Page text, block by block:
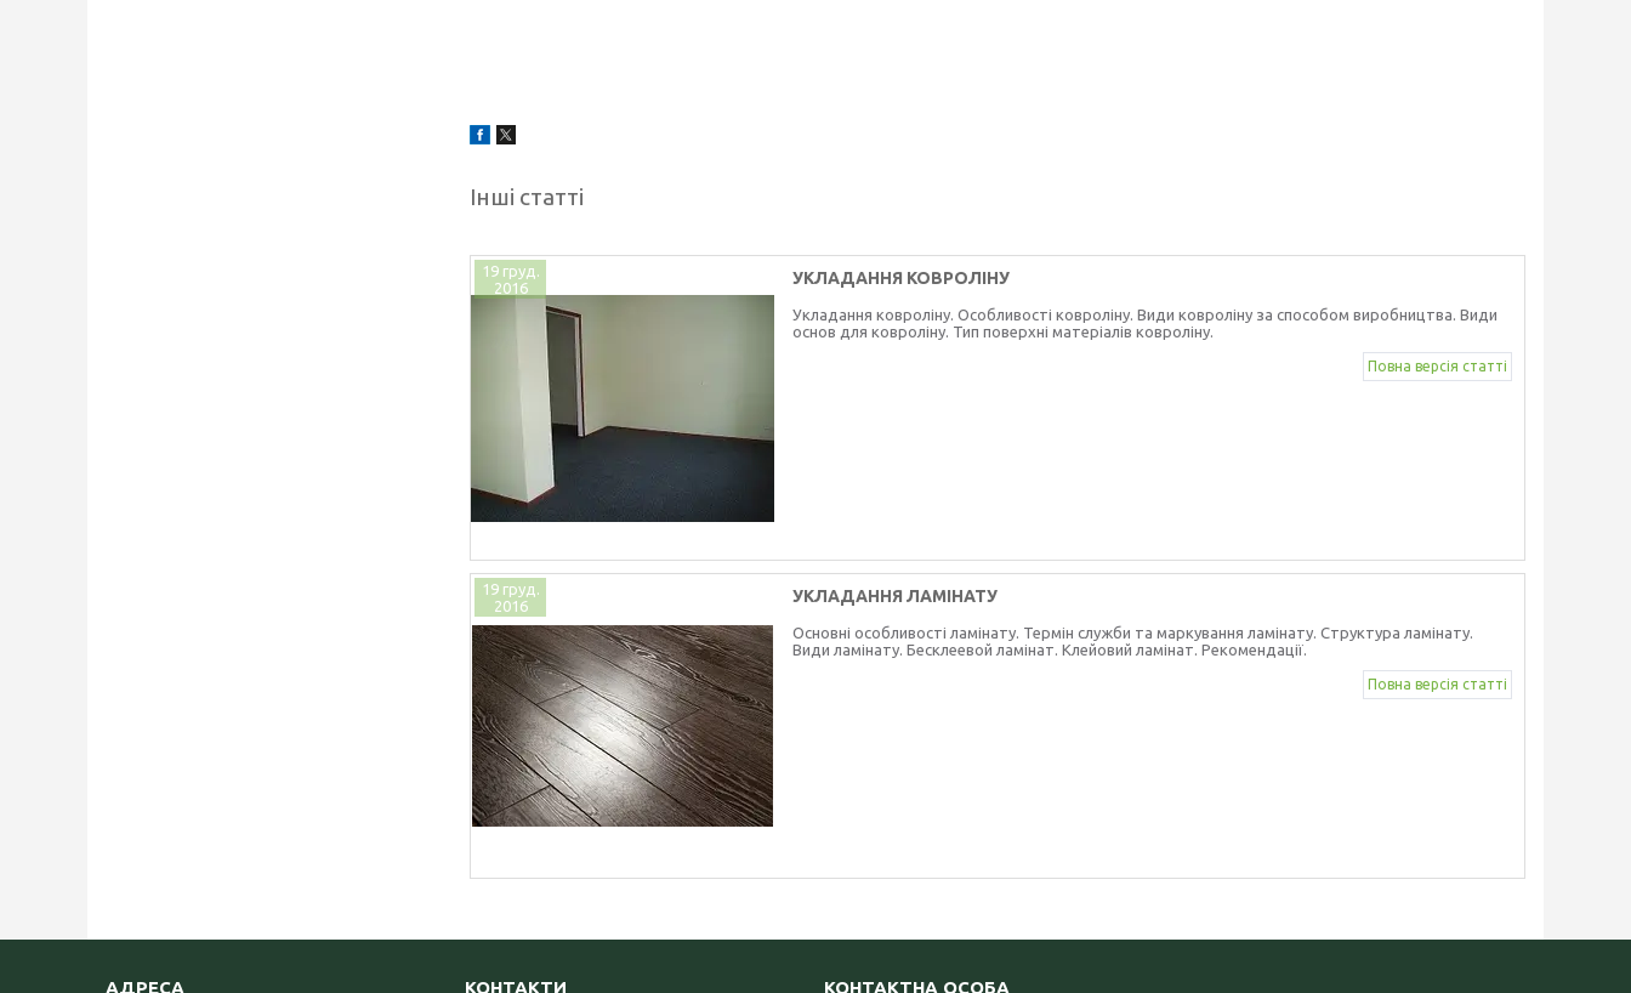
Інші статті
19 груд.
2016
УКЛАДАННЯ КОВРОЛІНУ
Укладання ковроліну. Особливості ковроліну. Види ковроліну за способом виробництва. Види
основ для ковроліну. Тип поверхні матеріалів ковроліну.
Повна версія статті
19 груд.
2016
УКЛАДАННЯ ЛАМІНАТУ
Основні особливості ламінату. Термін служби та маркування ламінату. Структура ламінату.
Види ламінату. Бесклеевой ламінат. Клейовий ламінат. Рекомендації.
Повна версія статті